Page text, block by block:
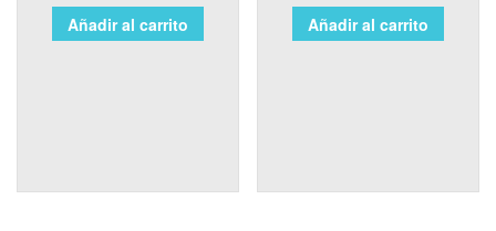
Añadir al carrito Añadir al carrito